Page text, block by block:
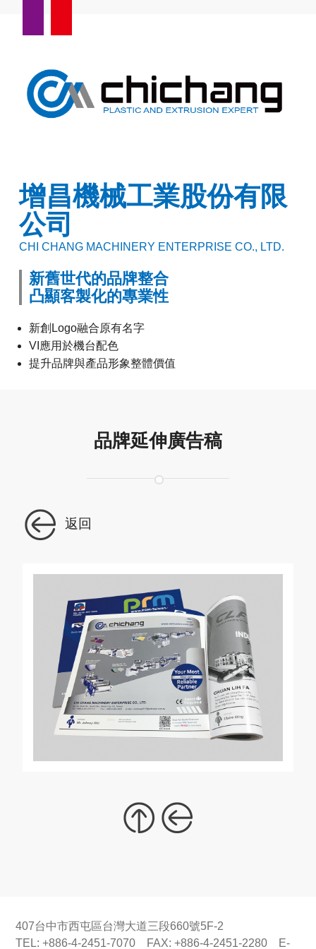
增昌機械工業股份有限
公司
CHI CHANG MACHINERY ENTERPRISE CO., LTD.
新舊世代的品牌整合
凸顯客製化的專業性
新創Logo融合原有名字
VI應用於機台配色
提升品牌與產品形象整體價值
品牌延伸廣告稿
返回
407台中市西屯區台灣大道三段660號5F-2
TEL: +886-4-2451-7070 FAX: +886-4-2451-2280 E-